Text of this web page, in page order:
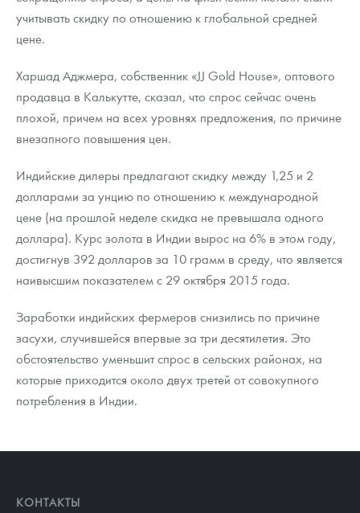
учитывать скидку по отношению к глобальной средней
цене.
Харшад Аджмера, собственник «JJ Gold House», оптового
продавца в Калькутте, сказал, что спрос сейчас очень
плохой, причем на всех уровнях предложения, по причине
внезапного повышения цен.
Индийские дилеры предлагают скидку между 1,25 и 2
долларами за унцию по отношению к международной
цене (на прошлой неделе скидка не превышала одного
доллара). Курс золота в Индии вырос на 6% в этом году,
достигнув 392 долларов за 10 грамм в среду, что является
наивысшим показателем с 29 октября 2015 года.
Заработки индийских фермеров снизились по причине
засухи, случившейся впервые за три десятилетия. Это
обстоятельство уменьшит спрос в сельских районах, на
которые приходится около двух третей от совокупного
потребления в Индии.
КОНТАКТЫ